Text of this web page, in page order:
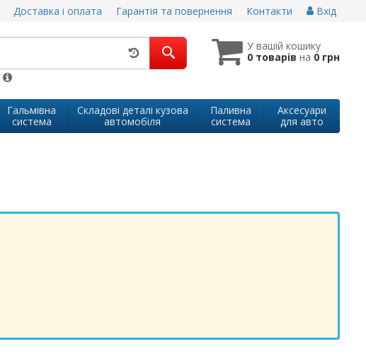
Доставка і оплата Гарантія та повернення Контакти Вхід
У вашій кошику
0 товарів на 0 грн
Гальмівна
система
Складові деталі кузова
автомобіля
Паливна
система
Аксесуари
для авто